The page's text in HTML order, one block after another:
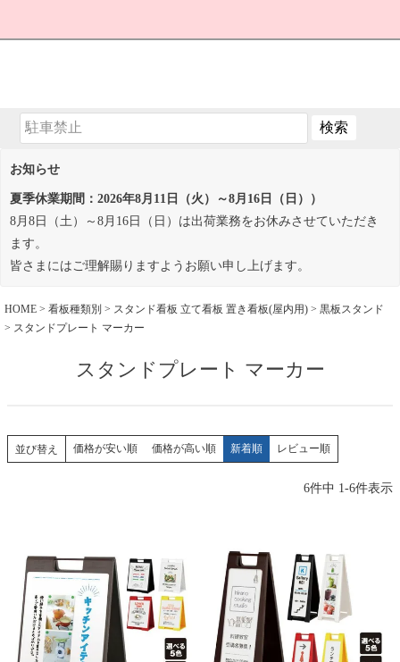
お知らせ
夏季休業期間：2026年8月11日（火）～8月16日（日））
8月8日（土）～8月16日（日）は出荷業務をお休みさせていただき
ます。
皆さまにはご理解賜りますようお願い申し上げます。
HOME 看板種類別 スタンド看板 立て看板 置き看板(屋内用)
黒板スタンド
スタンドプレート マーカー
スタンドプレート マーカー
並び替え 価格が安い順 価格が高い順 新着順 レビュー順
6件中 1-6件表示